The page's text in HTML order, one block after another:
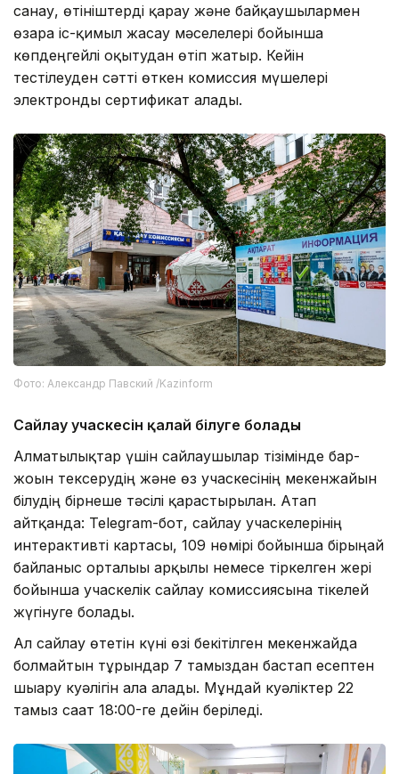
санау, өтініштерді қарау және байқаушылармен
өзара іс-қимыл жасау мәселелері бойынша
көпдеңгейлі оқытудан өтіп жатыр. Кейін
тестілеуден сәтті өткен комиссия мүшелері
электронды сертификат алады.
Фото: Александр Павский /Kazinform
Сайлау учаскесін қалай білуге болады
Алматылықтар үшін сайлаушылар тізімінде бар-
жоғын тексерудің және өз учаскесінің мекенжайын
білудің бірнеше тәсілі қарастырылған. Атап
айтқанда: Telegram-бот, сайлау учаскелерінің
интерактивті картасы, 109 нөмірі бойынша бірыңғай
байланыс орталығы арқылы немесе тіркелген жері
бойынша учаскелік сайлау комиссиясына тікелей
жүгінуге болады.
Ал сайлау өтетін күні өзі бекітілген мекенжайда
болмайтын тұрғындар 7 тамыздан бастап есептен
шығару куәлігін ала алады. Мұндай куәліктер 22
тамыз сағат 18:00-ге дейін беріледі.